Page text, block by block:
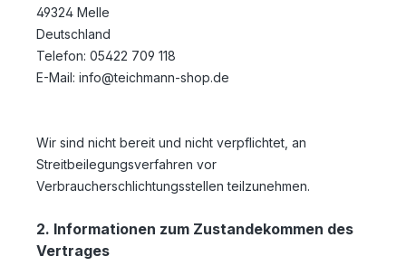
49324 Melle
Deutschland
Telefon: 05422 709 118
E-Mail: info@teichmann-shop.de
Wir sind nicht bereit und nicht verpflichtet, an
Streitbeilegungsverfahren vor
Verbraucherschlichtungsstellen teilzunehmen.
2. Informationen zum Zustandekommen des
Vertrages